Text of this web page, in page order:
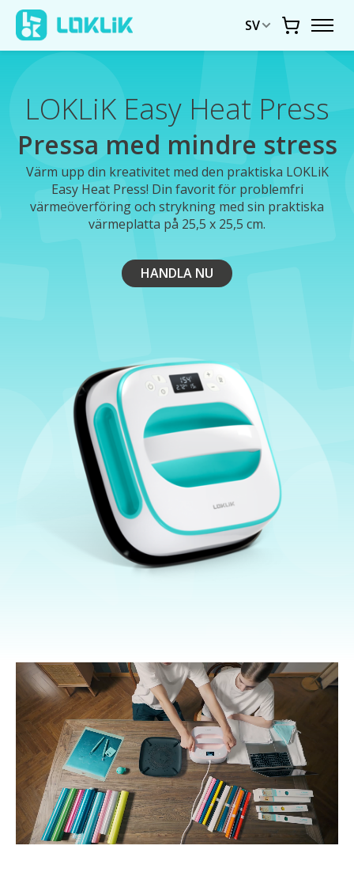
SV Vagn
LOKLiK Easy Heat Press
Pressa med mindre stress
Värm upp din kreativitet med den praktiska LOKLiK
Easy Heat Press! Din favorit för problemfri
värmeöverföring och strykning med sin praktiska
värmeplatta på 25,5 x 25,5 cm.
HANDLA NU